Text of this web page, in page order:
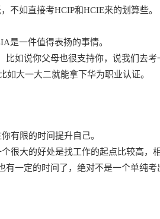
不如直接考HCIP和HCIE来的划算些。
是一件值得表扬的事情。
如说你父母也很支持你，说我们去考
大一大二就能拿下华为职业认证。
有限的时间提升自己。
很大的好处是找工作的起点比较高，
一定的时间了，绝对不是一个单纯考